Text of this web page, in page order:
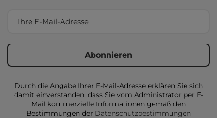
Durch die Angabe Ihrer E-Mail-Adresse erklären Sie sich
damit einverstanden, dass Sie vom Administrator per E-
Mail kommerzielle Informationen gemäß den
Bestimmungen der Datenschutzbestimmungen